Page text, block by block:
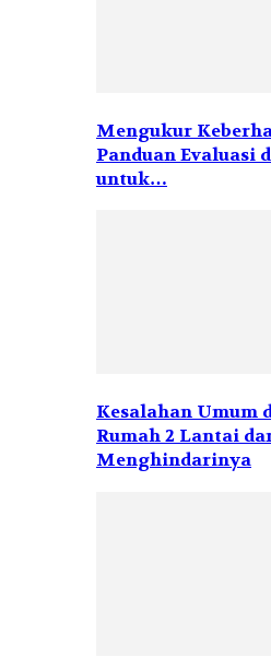
Mengukur
Panduan Evaluasi
untuk…
Kesalahan Umum
Rumah 2 Lantai
Menghindarinya